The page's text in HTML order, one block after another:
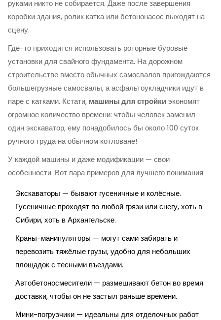
руками никто не собирается. Даже после завершения
коробки здания, ролик катка или бетононасос выходят на
сцену.
Где-то приходится использовать роторные буровые
установки для свайного фундамента. На дорожном
строительстве вместо обычных самосвалов пригождаются
большегрузные самосвалы, а асфальтоукладчики идут в
паре с катками. Кстати, машины для стройкиэкономят
огромное количество времени: чтобы человек заменил
один экскаватор, ему понадобилось бы около 100 суток
ручного труда на обычном котловане!
У каждой машины и даже модификации — свои
особенности. Вот пара примеров для лучшего понимания:
Экскаваторы — бывают гусеничные и колёсные.
Гусеничные проходят по любой грязи или снегу, хоть в
Сибири, хоть в Архангельске.
Краны-манипуляторы — могут сами забирать и
перевозить тяжёлые грузы, удобно для небольших
площадок с тесными въездами.
Автобетоносмесители — размешивают бетон во время
доставки, чтобы он не застыл раньше времени.
Мини-погрузчики — идеальны для отделочных работ